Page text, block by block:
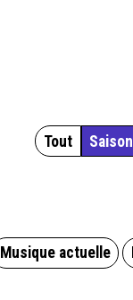
Tout Saison
Musique actuelle